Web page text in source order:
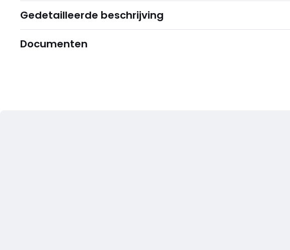
Gedetailleerde beschrijving
Documenten